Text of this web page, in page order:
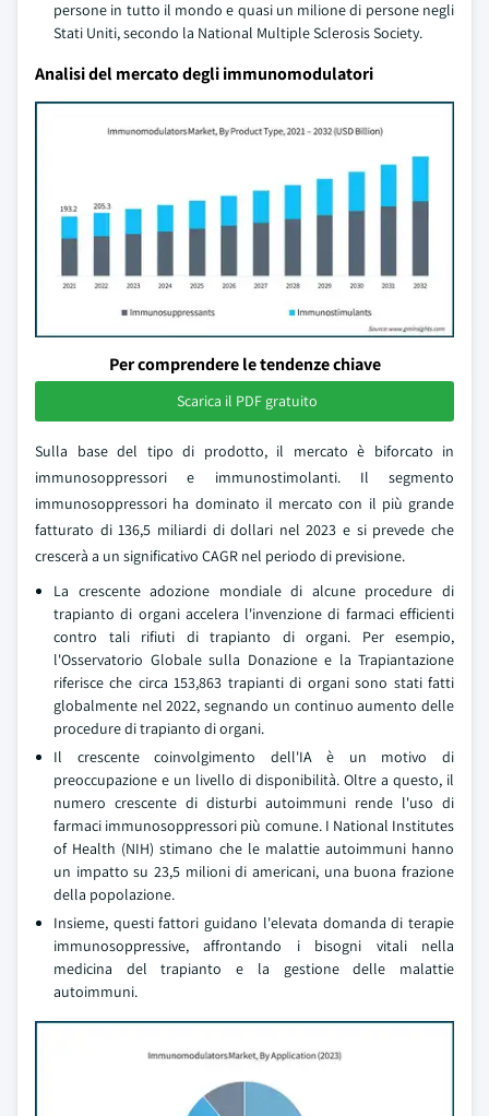
persone in tutto il mondo e quasi un milione di persone negli
Stati Uniti, secondo la National Multiple Sclerosis Society.
Analisi del mercato degli immunomodulatori
Per comprendere le tendenze chiave
Scarica il PDF gratuito
Sulla base del tipo di prodotto, il mercato è biforcato in
immunosoppressori e immunostimolanti. Il segmento
immunosoppressori ha dominato il mercato con il più grande
fatturato di 136,5 miliardi di dollari nel 2023 e si prevede che
crescerà a un significativo CAGR nel periodo di previsione.
La crescente adozione mondiale di alcune procedure di
trapianto di organi accelera l'invenzione di farmaci efficienti
contro tali rifiuti di trapianto di organi. Per esempio,
l'Osservatorio Globale sulla Donazione e la Trapiantazione
riferisce che circa 153,863 trapianti di organi sono stati fatti
globalmente nel 2022, segnando un continuo aumento delle
procedure di trapianto di organi.
Il crescente coinvolgimento dell'IA è un motivo di
preoccupazione e un livello di disponibilità. Oltre a questo, il
numero crescente di disturbi autoimmuni rende l'uso di
farmaci immunosoppressori più comune. I National Institutes
of Health (NIH) stimano che le malattie autoimmuni hanno
un impatto su 23,5 milioni di americani, una buona frazione
della popolazione.
Insieme, questi fattori guidano l'elevata domanda di terapie
immunosoppressive, affrontando i bisogni vitali nella
medicina del trapianto e la gestione delle malattie
autoimmuni.